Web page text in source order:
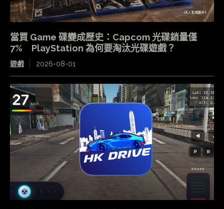
當買 Game 碟變成歷史：Capcom 光碟銷量僅
7% PlayStation 為何要淘汰光碟遊戲？
遊戲 2026-08-01